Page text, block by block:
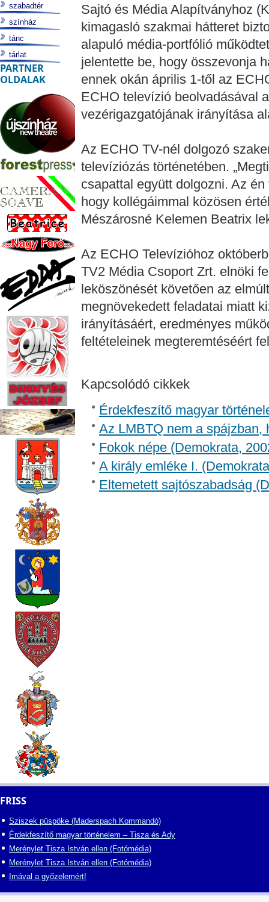
Sajtó és Média Alapítványhoz
kimagasló szakmai hátteret
alapuló média-portfólió
jelentette be, hogy összevonja
ennek okán április 1-től az
ECHO televízió beolvadásával
vezérigazgatójának irányítása
Az ECHO TV-nél dolgozó
televíziózás történetében.
csapattal együtt dolgozni. Az
hogy kollégáimmal közösen
Mészárosné Kelemen Beatrix
Az ECHO Televízióhoz
TV2 Média Csoport Zrt. elnöki
leköszönését követően az
megnövekedett feladatai miatt
irányításáért, eredményes
feltételeinek megteremtéséért
Kapcsolódó cikkek
Érdekfeszítő magyar
Az LMBTQ nem a spájzban,
Fokok népe (Demokrata,
A király emléke I.
Eltemetett sajtószabadság
szabadtér
színház
tánc
tárlat
PARTNER
OLDALAK
FRISS
Sziszek püspöke (Maderspach Kommandó)
Érdekfeszítő magyar történelem – Tisza és Ady
Merénylet Tisza István ellen (Fotómédia)
Merénylet Tisza István ellen (Fotómédia)
Imával a győzelemért!